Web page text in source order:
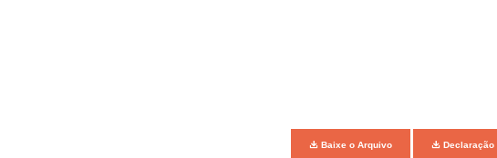
Baixe o Arquivo Declaração